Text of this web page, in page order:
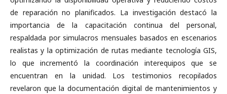
de reparación no planificados. La investigación destacó la
importancia de la capacitación continua del personal,
respaldada por simulacros mensuales basados en escenarios
realistas y la optimización de rutas mediante tecnología GIS,
lo que incrementó la coordinación interequipos que se
encuentran en la unidad. Los testimonios recopilados
revelaron que la documentación digital de mantenimientos y